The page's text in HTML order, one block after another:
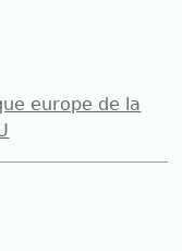
europe de la